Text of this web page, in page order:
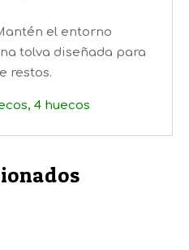
el entorno
tolva diseñada para
restos.
4 huecos